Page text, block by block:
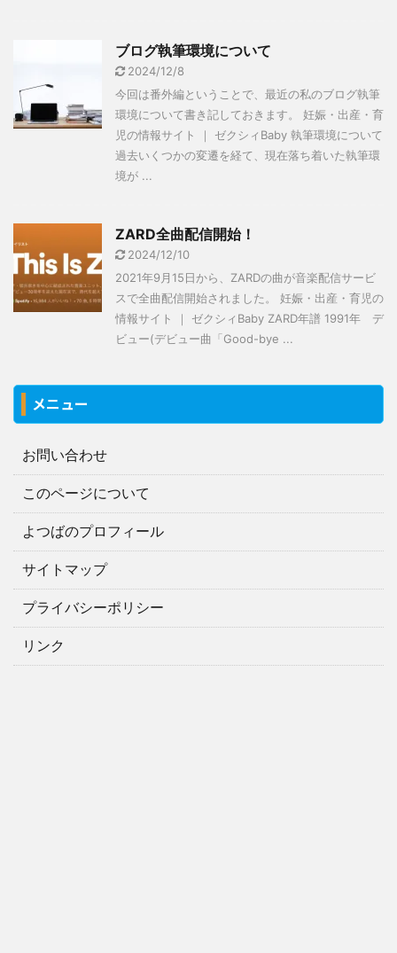
ブログ執筆環境について
2024/12/8
今回は番外編ということで、最近の私のブログ執筆
環境について書き記しておきます。 妊娠・出産・育
児の情報サイト ｜ ゼクシィBaby 執筆環境について
過去いくつかの変遷を経て、現在落ち着いた執筆環
境が ...
ZARD全曲配信開始！
2024/12/10
2021年9月15日から、ZARDの曲が音楽配信サービ
スで全曲配信開始されました。 妊娠・出産・育児の
情報サイト ｜ ゼクシィBaby ZARD年譜 1991年 デ
ビュー(デビュー曲「Good-bye ...
メニュー
お問い合わせ
このページについて
よつばのプロフィール
サイトマップ
プライバシーポリシー
リンク